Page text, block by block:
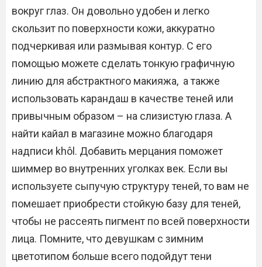
вокруг глаз. Он довольно удобен и легко
скользит по поверхности кожи, аккуратно
подчеркивая или размывая контур. С его
помощью можете сделать тонкую графичную
линию для абстрактного макияжа, а также
использовать карандаш в качестве теней или
привычным образом – на слизистую глаза. А
найти кайал в магазине можно благодаря
надписи khôl. Добавить мерцания поможет
шиммер во внутренних уголках век. Если вы
используете сыпучую структуру теней, то вам не
помешает приобрести стойкую базу для теней,
чтобы не рассеять пигмент по всей поверхности
лица. Помните, что девушкам с зимним
цветотипом больше всего подойдут тени